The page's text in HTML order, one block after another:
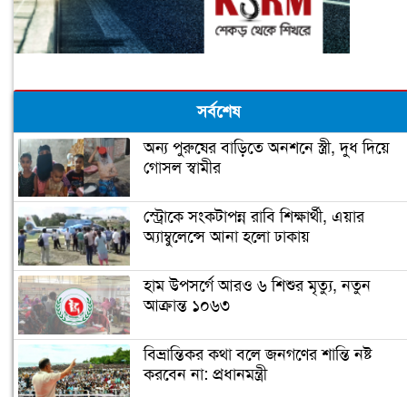
সর্বশেষ
অন্য পুরুষের বাড়িতে অনশনে স্ত্রী, দুধ দিয়ে
গোসল স্বামীর
স্ট্রোকে সংকটাপন্ন রাবি শিক্ষার্থী, এয়ার
অ্যাম্বুলেন্সে আনা হলো ঢাকায়
হাম উপসর্গে আরও ৬ শিশুর মৃত্যু, নতুন
আক্রান্ত ১০৬৩
বিভ্রান্তিকর কথা বলে জনগণের শান্তি নষ্ট
করবেন না: প্রধানমন্ত্রী